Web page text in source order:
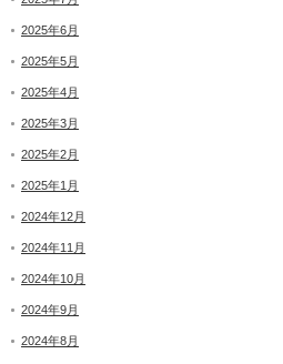
2025年6月
2025年5月
2025年4月
2025年3月
2025年2月
2025年1月
2024年12月
2024年11月
2024年10月
2024年9月
2024年8月